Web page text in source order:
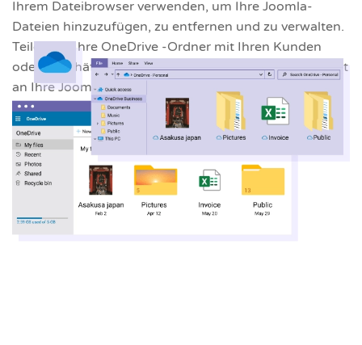
Ihrem Dateibrowser verwenden, um Ihre Joomla-
Dateien hinzuzufügen, zu entfernen und zu verwalten.
Teilen Sie Ihre OneDrive -Ordner mit Ihren Kunden
oder Geschäftspartnern und senden Sie Dateien sofort
an Ihre Joomla-Website!